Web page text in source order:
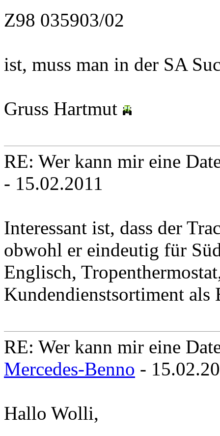
Z98 035903/02
ist, muss man in der SA
Gruss Hartmut
RE: Wer kann mir eine
- 15.02.2011
Interessant ist, dass der
obwohl er eindeutig für
Englisch,
Kundendienstsortiment als
RE: Wer kann mir eine
Mercedes-Benno -
Hallo Wolli,